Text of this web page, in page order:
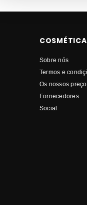
Sobre nós
Termos e
Os nossos
Fornecedores
Social